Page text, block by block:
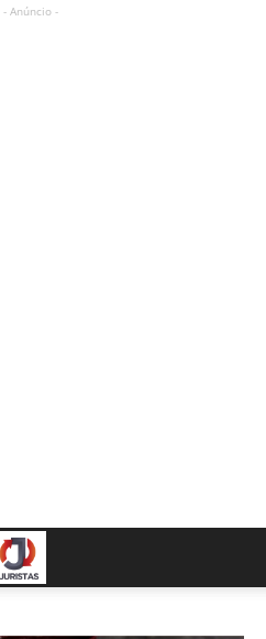
- Anúncio -